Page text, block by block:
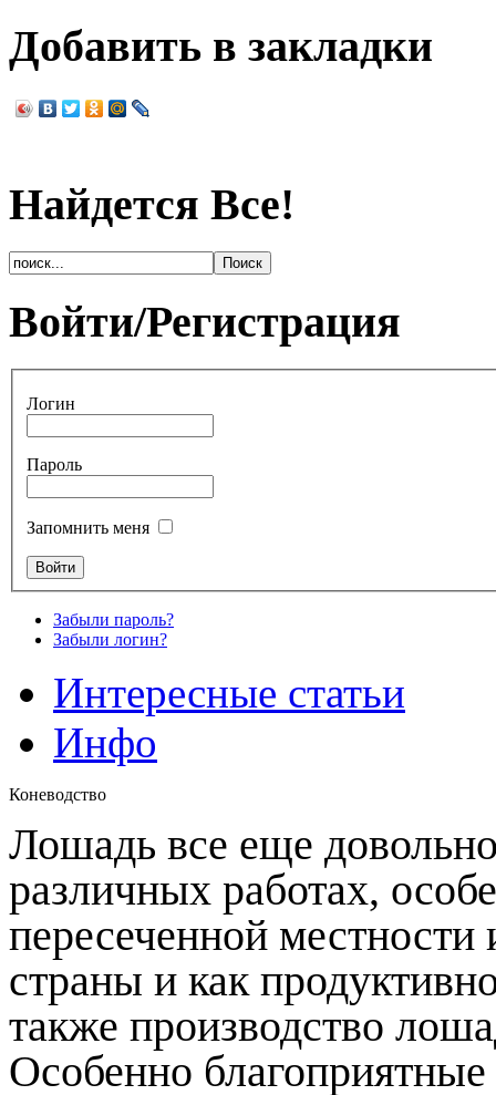
Добавить в закладки
Найдется Все!
Войти/Регистрация
Логин
Пароль
Запомнить меня
Забыли пароль?
Забыли логин?
Интересные статьи
Инфо
Коневодство
Лошадь все еще
различных работах,
пересеченной местности
страны и как
также производство
Особенно благоприятные